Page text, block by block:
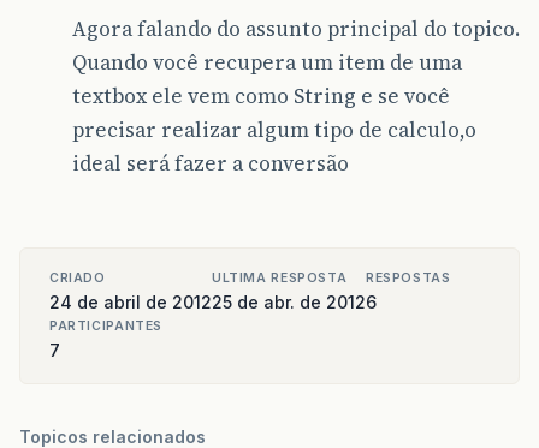
Agora falando do assunto principal do topico.
Quando você recupera um item de uma
textbox ele vem como String e se você
precisar realizar algum tipo de calculo,o
ideal será fazer a conversão
CRIADO
24 de abril de 2012
ULTIMA RESPOSTA
25 de abr. de 2012
RESPOSTAS
6
PARTICIPANTES
7
Topicos relacionados